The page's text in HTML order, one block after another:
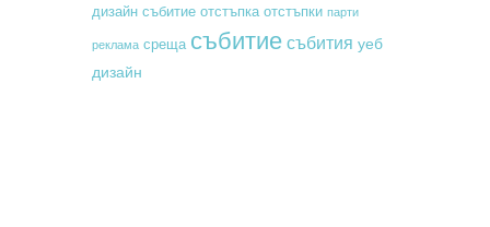
дизайн събитие отстъпка отстъпки парти
реклама среща събитие събития уеб
дизайн